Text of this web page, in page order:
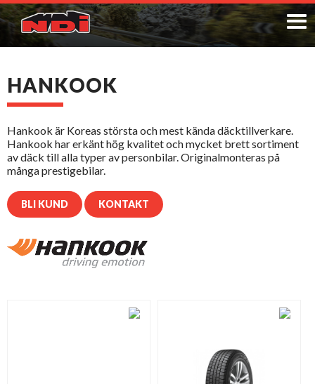
HANKOOK
Hankook är Koreas största och mest kända däcktillverkare.
Hankook har erkänt hög kvalitet och mycket brett sortiment
av däck till alla typer av personbilar. Originalmonteras på
många prestigebilar.
BLI KUND KONTAKT